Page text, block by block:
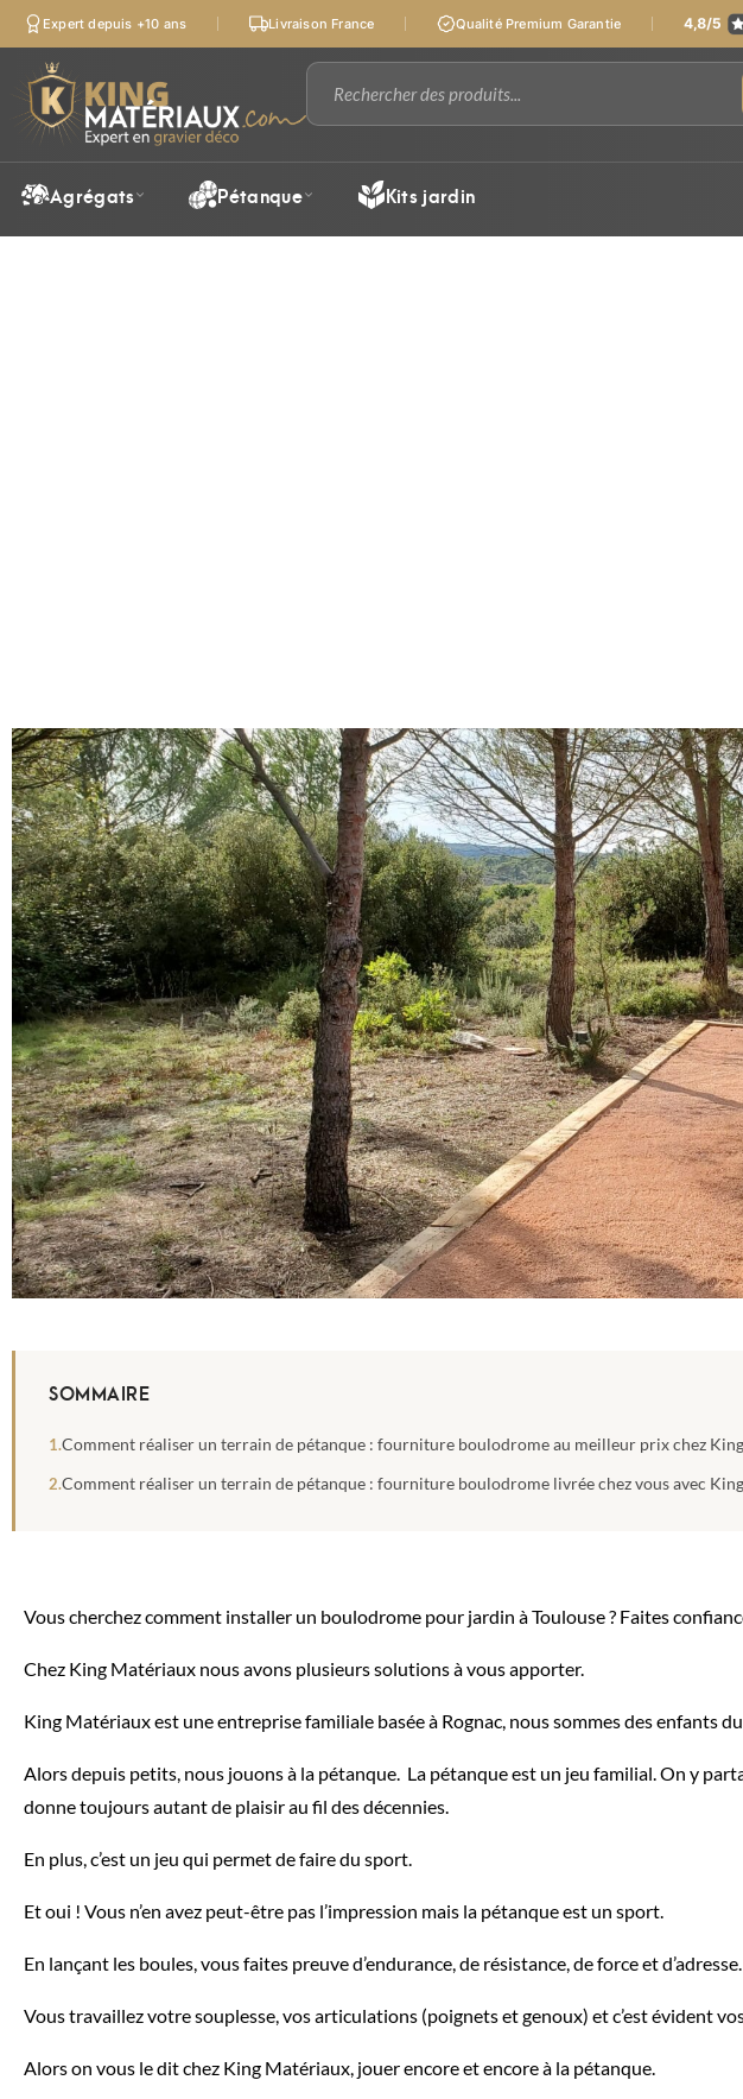
Expert depuis +10 ans Livraison France Qualité Premium Garantie
Agrégats Pétanque Kits jardin
SOMMAIRE
Comment réaliser un terrain de pétanque : fourniture boulodrome au meilleur prix chez
Comment réaliser un terrain de pétanque : fourniture boulodrome livrée chez vous avec
Vous cherchez comment installer un boulodrome pour jardin à Toulouse ? Faites
Chez King Matériaux nous avons plusieurs solutions à vous apporter.
King Matériaux est une entreprise familiale basée à Rognac, nous sommes des enfants du
Alors depuis petits, nous jouons à la pétanque. La pétanque est un jeu familial. On y
donne toujours autant de plaisir au fil des décennies.
En plus, c’est un jeu qui permet de faire du sport.
Et oui ! Vous n’en avez peut-être pas l’impression mais la pétanque est un sport.
En lançant les boules, vous faites preuve d’endurance, de résistance, de force et d’adresse.
Vous travaillez votre souplesse, vos articulations (poignets et genoux) et c’est évident
Alors on vous le dit chez King Matériaux, jouer encore et encore à la pétanque.